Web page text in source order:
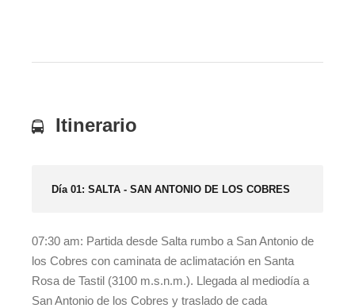
Itinerario
Día 01: SALTA - SAN ANTONIO DE LOS COBRES
07:30 am: Partida desde Salta rumbo a San Antonio de
los Cobres con caminata de aclimatación en Santa
Rosa de Tastil (3100 m.s.n.m.). Llegada al mediodía a
San Antonio de los Cobres y traslado de cada